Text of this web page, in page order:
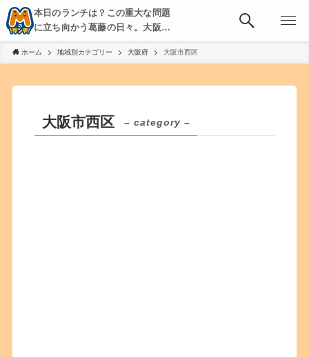
本日のランチは？この重大な問題
に立ち向かう葛藤の日々。大阪・
京都・神戸を中心とした食べ歩
き、飲み歩きを綴る。
ホーム 地域別カテゴリー 大阪府 大阪市西区
大阪市西区 – category –